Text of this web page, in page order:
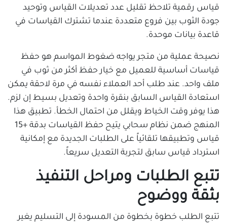
قياس رقمية تلاحظ تقليل عدد تعديلات القياس وتوحيد
جودة الثوب بين فروع متعددة عندما تشترك القياسات في
قاعدة بيانات موحدة.
نصيحة عملية من متجر يواجه ضغوط المواسم هو حفظ
قياسات أساسية للعميل مع خيار حفظ أكثر من ثوب في
ملف واحد. عند طلب أحد العملاء نفسه في مرة لاحقة يمكن
استعادة القياس السابق بنقرة واحدة وتعديل بسيط إن لزم.
هذا يوفر وقت الخياط ويقلل من احتمال الخطأ. تطبيق هذا
المنهج ضمن نظام سحابي يتيح حفظ القياسات بدقة +15
قياس وتطبيقها تلقائياً على الطلبات الجديدة مع إمكانية
استرداد قياس سابق لتجربة التعديل سريعاً.
تتبع الطلبات ومراحل التنفيذ
بثقة ووضوح
تتبع الطلب خطوة بخطوة من المسودة إلى التسليم يغير